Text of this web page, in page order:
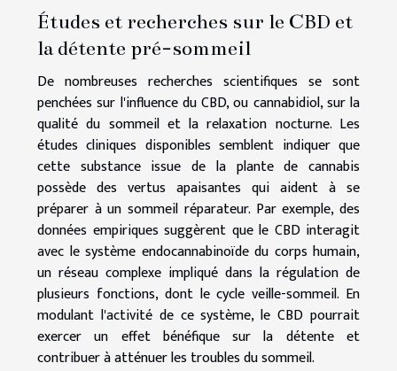
Études et recherches sur le CBD et
la détente pré-sommeil
De nombreuses recherches scientifiques se sont
penchées sur l'influence du CBD, ou cannabidiol, sur la
qualité du sommeil et la relaxation nocturne. Les
études cliniques disponibles semblent indiquer que
cette substance issue de la plante de cannabis
possède des vertus apaisantes qui aident à se
préparer à un sommeil réparateur. Par exemple, des
données empiriques suggèrent que le CBD interagit
avec le système endocannabinoïde du corps humain,
un réseau complexe impliqué dans la régulation de
plusieurs fonctions, dont le cycle veille-sommeil. En
modulant l'activité de ce système, le CBD pourrait
exercer un effet bénéfique sur la détente et
contribuer à atténuer les troubles du sommeil.